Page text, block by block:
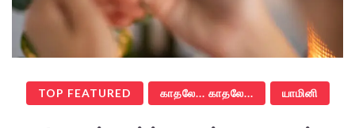
TOP FEATURED காதலே... காதலே... யாமினி